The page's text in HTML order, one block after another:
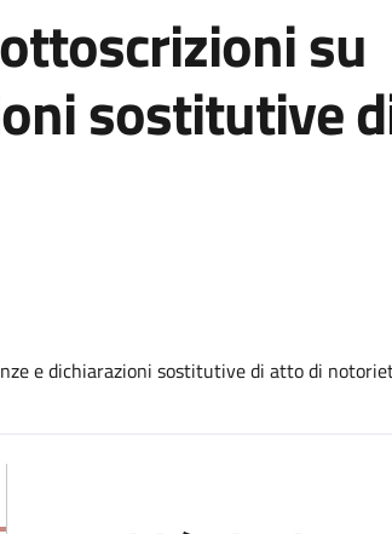
su
sostitutive
e dichiarazioni sostitutive di atto di